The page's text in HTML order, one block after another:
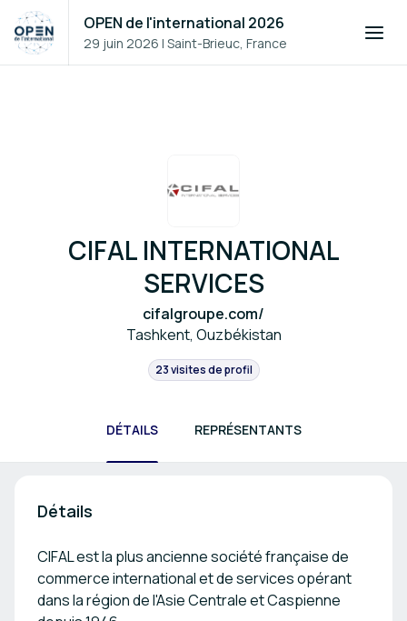
OPEN de l'international 2026
29 juin 2026 |Saint-Brieuc, France
CIFAL INTERNATIONAL
SERVICES
cifalgroupe.com/
Tashkent, Ouzbékistan
23 visites de profil
DÉTAILS REPRÉSENTANTS
Détails
CIFAL est la plus ancienne société française de
commerce international et de services opérant
dans la région de l'Asie Centrale et Caspienne